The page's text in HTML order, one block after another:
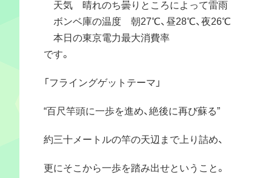
天気 晴れのち曇りところによって雷雨
ボンベ庫の温度 朝27℃、昼28℃、夜26℃
本日の東京電力最大消費率
です。
「フライングゲットテーマ」
“百尺竿頭に一歩を進め、絶後に再び蘇る”
約三十メートルの竿の天辺まで上り詰め、
更にそこから一歩を踏み出せということ。